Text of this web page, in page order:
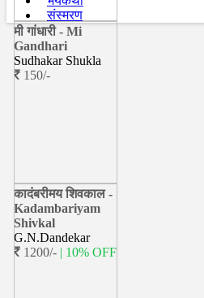
मी गांधारी - Mi
Gandhari
Sudhakar Shukla
150/-
कादंबरीमय शिवकाल -
Kadambariyam
Shivkal
G.N.Dandekar
1200/- | 10% OFF
संस्मरण